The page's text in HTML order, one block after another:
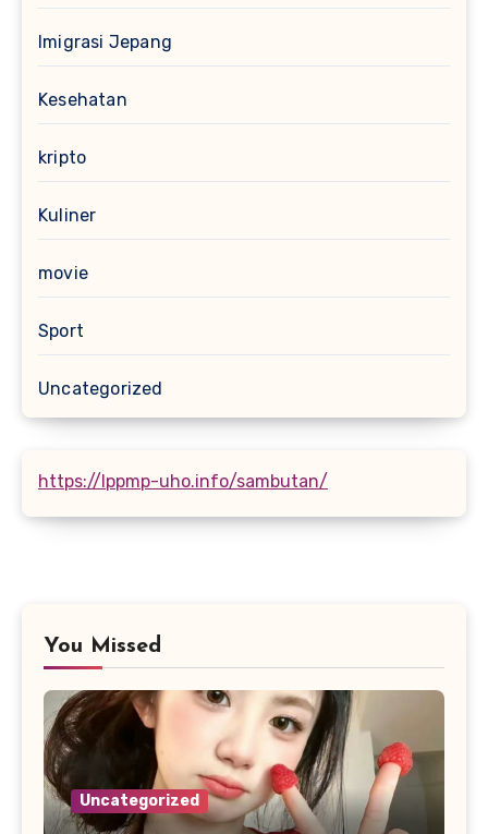
Imigrasi Jepang
Kesehatan
kripto
Kuliner
movie
Sport
Uncategorized
https://lppmp-uho.info/sambutan/
You Missed
Uncategorized